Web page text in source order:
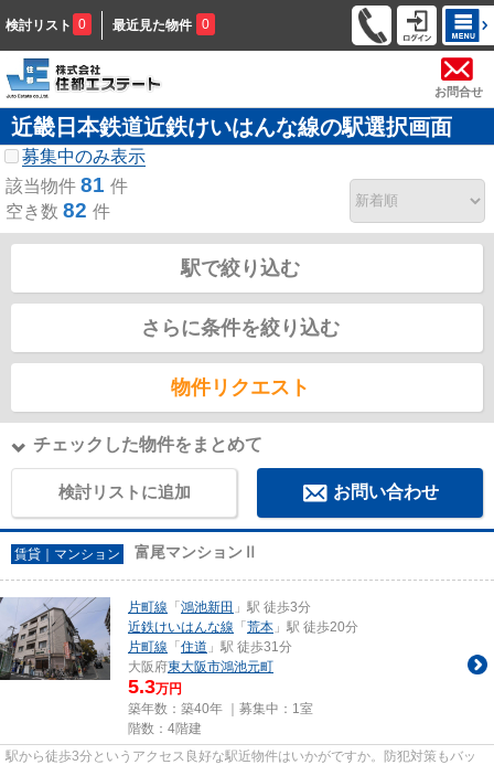
検討リスト 0 最近見た物件 0
お問合せ
近畿日本鉄道近鉄けいはんな線の駅選択画面
募集中のみ表示
該当物件 81 件
空き数 82 件
駅で絞り込む
さらに条件を絞り込む
物件リクエスト
チェックした物件をまとめて
検討リストに追加 お問い合わせ
賃貸｜マンション 富尾マンションⅡ
片町線 「 鴻池新田 」駅 徒歩3分
近鉄けいはんな線 「 荒本 」駅 徒歩20分
片町線 「 住道 」駅 徒歩31分
大阪府東大阪市鴻池元町
5.3万円
築年数：築40年 ｜募集中： 1室
階数：4階建
駅から徒歩3分というアクセス良好な駅近物件はいかがですか。防犯対策もバッ